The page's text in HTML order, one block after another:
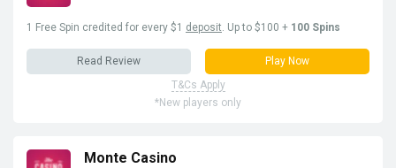
1 Free Spin credited for every $1 deposit. Up to $100 + 100 Spins
Read Review
Play Now
T&Cs Apply
*New players only
Monte Casino